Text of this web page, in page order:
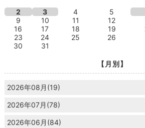
2
3 4 5
9
10 11 12
16
17 18 19
23
24 25 26
30
31
【月別】
2026年08月(19)
2026年07月(78)
2026年06月(84)